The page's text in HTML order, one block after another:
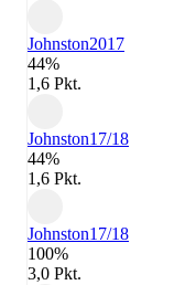
Johnston2017
44%
1,6 Pkt.
Johnston17/18
44%
1,6 Pkt.
Johnston17/18
100%
3,0 Pkt.